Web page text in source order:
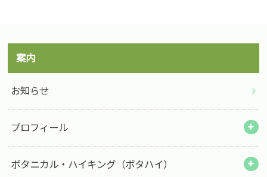
案内
お知らせ
プロフィール
ボタニカル・ハイキング（ボタハイ）